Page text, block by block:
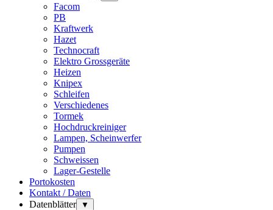
Facom
PB
Kraftwerk
Hazet
Technocraft
Elektro Grossgeräte
Heizen
Knipex
Schleifen
Verschiedenes
Tormek
Hochdruckreiniger
Lampen, Scheinwerfer
Pumpen
Schweissen
Lager-Gestelle
Portokosten
Kontakt / Daten
Datenblätter
▼